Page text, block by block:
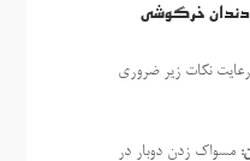
دندان خرگوشی
نکات زیر ضروری
مسواک زدن دوبار در